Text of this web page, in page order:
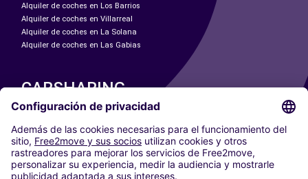
Alquiler de coches en Los Barrios
Alquiler de coches en Villarreal
Alquiler de coches en La Solana
Alquiler de coches en Las Gabias
CARSHARING
NUESTRAS CIUDADES
Paris
Madrid
Washington DC
Milán